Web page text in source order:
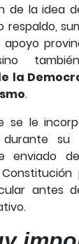
de la idea
respaldo,
apoyo
la
.
se le
durante su
enviado
antes